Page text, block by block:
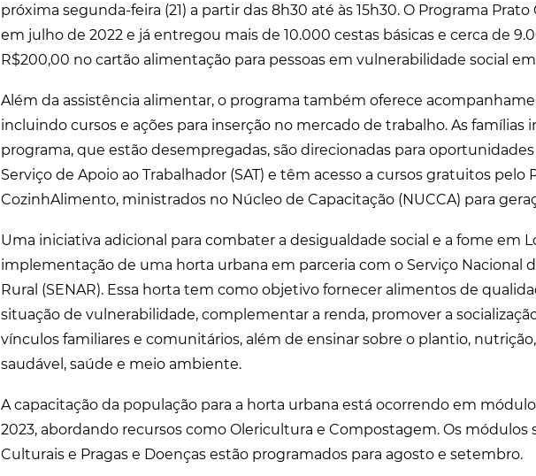
próxima segunda-feira (21) a partir das 8h30 até às 15h30. O Programa
em julho de 2022 e já entregou mais de 10.000 cestas básicas e cerca de
R$200,00 no cartão alimentação para pessoas em vulnerabilidade social
Além da assistência alimentar, o programa também oferece
incluindo cursos e ações para inserção no mercado de trabalho. As famílias
programa, que estão desempregadas, são direcionadas para
Serviço de Apoio ao Trabalhador (SAT) e têm acesso a cursos gratuitos pelo
CozinhAlimento, ministrados no Núcleo de Capacitação (NUCCA) para
Uma iniciativa adicional para combater a desigualdade social e a fome em
implementação de uma horta urbana em parceria com o Serviço Nacional
Rural (SENAR). Essa horta tem como objetivo fornecer alimentos de
situação de vulnerabilidade, complementar a renda, promover a
vínculos familiares e comunitários, além de ensinar sobre o plantio,
saudável, saúde e meio ambiente.
A capacitação da população para a horta urbana está ocorrendo em
2023, abordando recursos como Olericultura e Compostagem. Os módulos
Culturais e Pragas e Doenças estão programados para agosto e setembro.